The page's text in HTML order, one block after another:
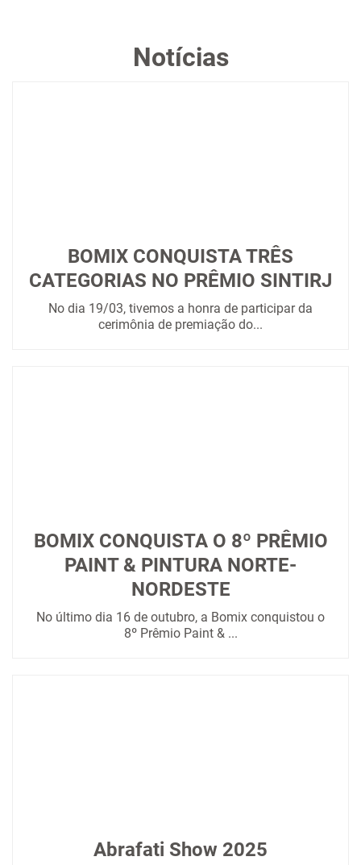
Notícias
BOMIX CONQUISTA TRÊS
CATEGORIAS NO PRÊMIO SINTIRJ
No dia 19/03, tivemos a honra de participar da
cerimônia de premiação do...
BOMIX CONQUISTA O 8º PRÊMIO
PAINT & PINTURA NORTE-
NORDESTE
No último dia 16 de outubro, a Bomix conquistou o
8º Prêmio Paint & ...
Abrafati Show 2025